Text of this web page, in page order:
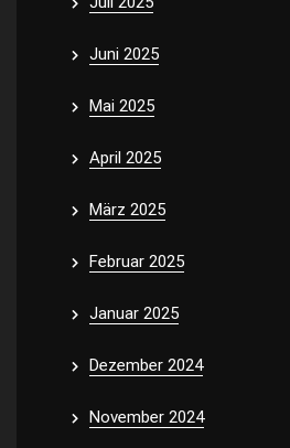
Juni 2025
Mai 2025
April 2025
März 2025
Februar 2025
Januar 2025
Dezember 2024
November 2024